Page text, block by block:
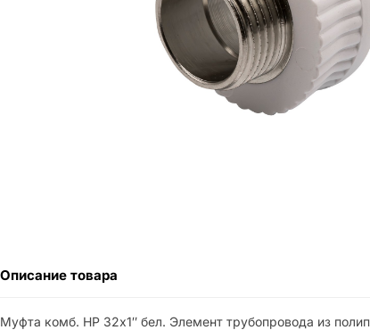
Описание товара
Муфта комб. НР 32х1″ бел. Элемент трубопровода из